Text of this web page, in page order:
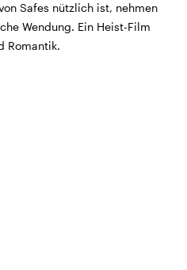
im Haus und freuen uns
Safes nützlich ist, nehmen
Wendung. Ein Heist-Film
Romantik.